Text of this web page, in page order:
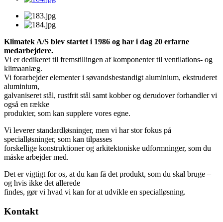
Klimatek A/S blev startet i 1986 og har i dag 20 erfarne
medarbejdere.
Vi er dedikeret til fremstillingen af komponenter til ventilations- og
klimaanlæg.
Vi forarbejder elementer i søvandsbestandigt aluminium, ekstruderet
aluminium,
galvaniseret stål, rustfrit stål samt kobber og derudover forhandler vi
også en række
produkter, som kan supplere vores egne.
Vi leverer standardløsninger, men vi har stor fokus på
specialløsninger, som kan tilpasses
forskellige konstruktioner og arkitektoniske udformninger, som du
måske arbejder med.
Det er vigtigt for os, at du kan få det produkt, som du skal bruge –
og hvis ikke det allerede
findes, gør vi hvad vi kan for at udvikle en specialløsning.
Kontakt